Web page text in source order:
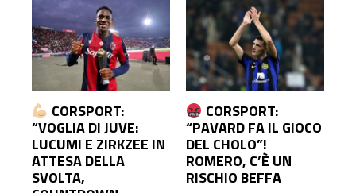
CORSPORT:
“VOGLIA DI JUVE:
LUCUMI E ZIRKZEE IN
ATTESA DELLA
SVOLTA,
CORSPORT:
“PAVARD FA IL GIOCO
DEL CHOLO”!
ROMERO, C’È UN
RISCHIO BEFFA